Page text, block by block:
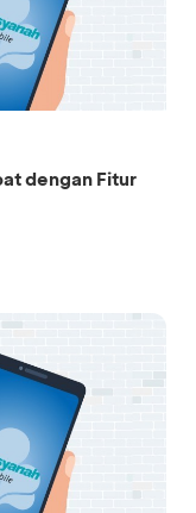
dengan Fitur